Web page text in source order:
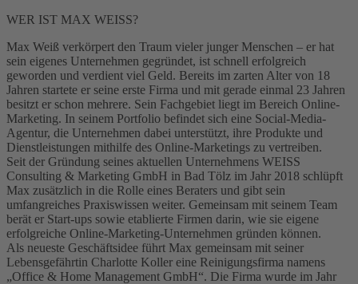
WER IST MAX WEISS?
Max Weiß verkörpert den Traum vieler junger Menschen – er hat
sein eigenes Unternehmen gegründet, ist schnell erfolgreich
geworden und verdient viel Geld. Bereits im zarten Alter von 18
Jahren startete er seine erste Firma und mit gerade einmal 23 Jahren
besitzt er schon mehrere. Sein Fachgebiet liegt im Bereich Online-
Marketing. In seinem Portfolio befindet sich eine Social-Media-
Agentur, die Unternehmen dabei unterstützt, ihre Produkte und
Dienstleistungen mithilfe des Online-Marketings zu vertreiben.
Seit der Gründung seines aktuellen Unternehmens WEISS
Consulting & Marketing GmbH in Bad Tölz im Jahr 2018 schlüpft
Max zusätzlich in die Rolle eines Beraters und gibt sein
umfangreiches Praxiswissen weiter. Gemeinsam mit seinem Team
berät er Start-ups sowie etablierte Firmen darin, wie sie eigene
erfolgreiche Online-Marketing-Unternehmen gründen können.
Als neueste Geschäftsidee führt Max gemeinsam mit seiner
Lebensgefährtin Charlotte Koller eine Reinigungsfirma namens
„Office & Home Management GmbH“. Die Firma wurde im Jahr